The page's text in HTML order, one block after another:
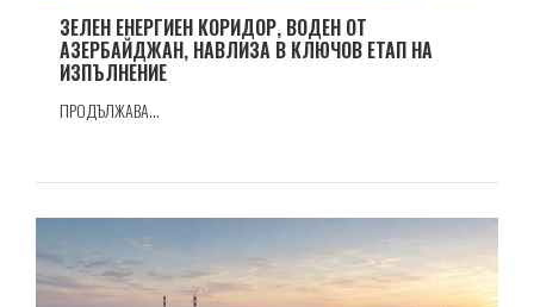
ЗЕЛЕН ЕНЕРГИЕН КОРИДОР, ВОДЕН ОТ
АЗЕРБАЙДЖАН, НАВЛИЗА В КЛЮЧОВ ЕТАП НА
ИЗПЪЛНЕНИЕ
ПРОДЪЛЖАВА...